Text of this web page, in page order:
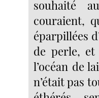
souhaité
couraient,
éparpillées
de perle, et
l’océan de
n’était pas